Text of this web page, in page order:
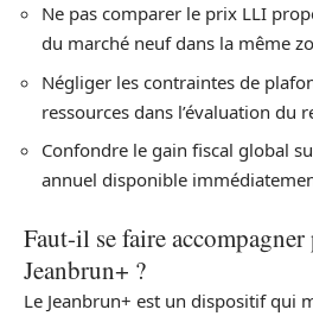
Ne pas comparer le prix LLI
du marché neuf dans la même
Négliger les contraintes de
ressources dans l’évaluation du
Confondre le gain fiscal global
annuel disponible
Faut-il se faire
Jeanbrun+ ?
Le Jeanbrun+ est un dispositif qui